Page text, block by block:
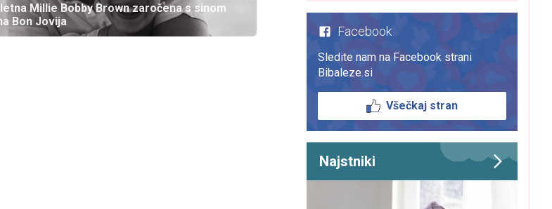
Millie Bobby Brown zaročena s sinom
Bon Jovija
Facebook
Sledite nam na Facebook strani
Bibaleze.si
Všečkaj stran
Najstniki